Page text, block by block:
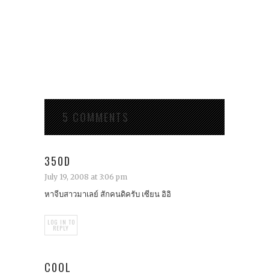
5 COMMENTS
350D
July 19, 2008 at 3:06 pm
หาจีบสาวมาเลย์ สักคนดิครับ เซียน อิอิ
LOG IN TO
REPLY
C0OL